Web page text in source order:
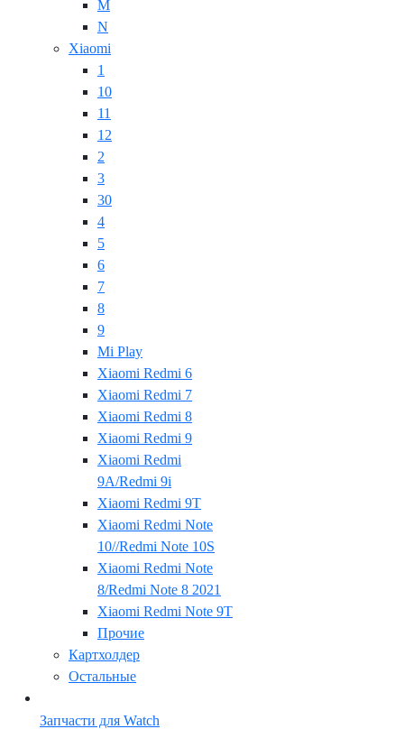
M
N
Xiaomi
1
10
11
12
2
3
30
4
5
6
7
8
9
Mi Play
Xiaomi Redmi 6
Xiaomi Redmi 7
Xiaomi Redmi 8
Xiaomi Redmi 9
Xiaomi Redmi
9A/Redmi 9i
Xiaomi Redmi 9T
Xiaomi Redmi Note
10//Redmi Note 10S
Xiaomi Redmi Note
8/Redmi Note 8 2021
Xiaomi Redmi Note 9T
Прочие
Картхолдер
Остальные
Запчасти для Watch